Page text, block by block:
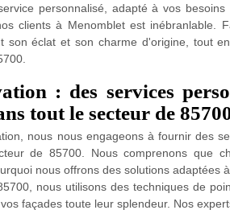
personnalisé, adapté à vos
clients à Menomblet est inébranlable.
son éclat et son charme d'origine, tout
: des services
tout le secteur de
nous nous engageons à fournir des
de 85700. Nous comprenons que
nous offrons des solutions adaptées
nous utilisons des techniques de
façades toute leur splendeur. Nos